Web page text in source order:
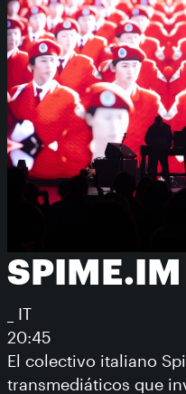
SPIME.IM
_ IT
20:45
El colectivo italiano
transmediáticos que